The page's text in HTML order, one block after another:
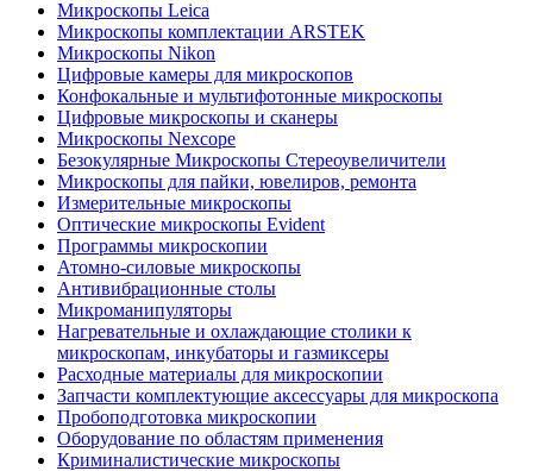
Микроскопы Leica
Микроскопы комплектации ARSTEK
Микроскопы Nikon
Цифровые камеры для микроскопов
Конфокальные и мультифотонные микроскопы
Цифровые микроскопы и сканеры
Микроскопы Nexcope
Безокулярные Микроскопы Стереоувеличители
Микроскопы для пайки, ювелиров, ремонта
Измерительные микроскопы
Оптические микроскопы Evident
Программы микроскопии
Атомно-силовые микроскопы
Антивибрационные столы
Микроманипуляторы
Нагревательные и охлаждающие столики к
микроскопам, инкубаторы и газмиксеры
Расходные материалы для микроскопии
Запчасти комплектующие аксессуары для микроскопа
Пробоподготовка микроскопии
Оборудование по областям применения
Криминалистические микроскопы